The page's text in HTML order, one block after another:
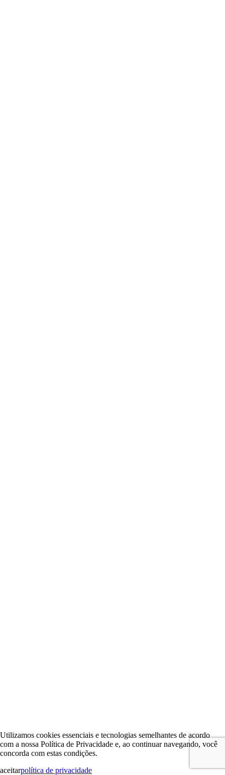
Utilizamos cookies essenciais e tecnologias semelhantes de acordo
com a nossa Política de Privacidade e, ao continuar navegando, você
concorda com estas condições.
aceitarpolítica de privacidade